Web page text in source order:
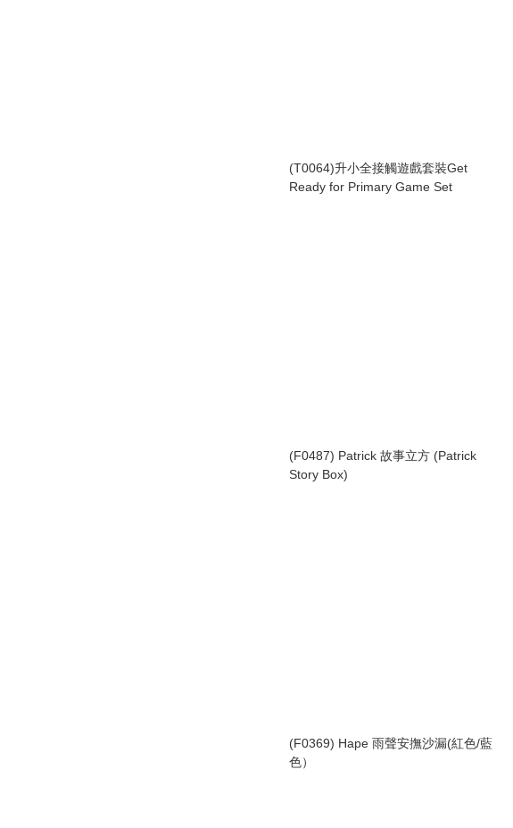
(T0064)升小全接觸遊戲套裝Get
Ready for Primary Game Set
(F0487) Patrick 故事立方 (Patrick
Story Box)
(F0369) Hape 雨聲安撫沙漏(紅色/藍
色）